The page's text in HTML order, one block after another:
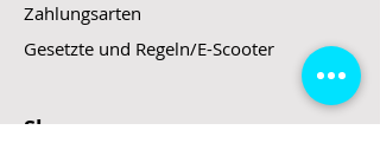
Zahlungsarten
Gesetzte und Regeln/E-Scooter
Shop